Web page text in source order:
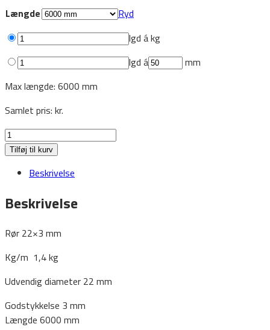
Længde
Ryd
lgd ákg
lgd á
mm
Max længde: 6000 mm
Samlet pris: kr.
Runderør
22x3
Tilføj til kurv
Beskrivelse
Beskrivelse
Rør 22×3 mm
Kg/m 1,4 kg
Udvendig diameter 22 mm
Godstykkelse 3 mm
Længde 6000 mm